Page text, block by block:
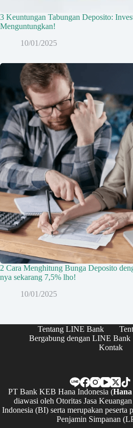
3 Keuntungan Tabungan Deposito:
Menguntungkan!
10/01/2025
2 Cara Menghitung Bunga Deposito
nya sekarang 7,5% lho!
10/01/2025
Tentang LINE Bank
Bergabung dengan LINE Bank
Kontak
PT Bank KEB Hana Indonesia (
diawasi oleh Otoritas Jasa
Indonesia (BI) serta merupakan peserta
Penjamin Simpanan